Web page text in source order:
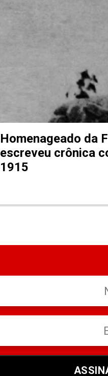
Homenageado da
escreveu crônica
1915